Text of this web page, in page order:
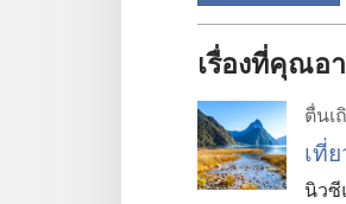
เรื่องที่คุณอ
ตื่นเ
เที่
นิวซี